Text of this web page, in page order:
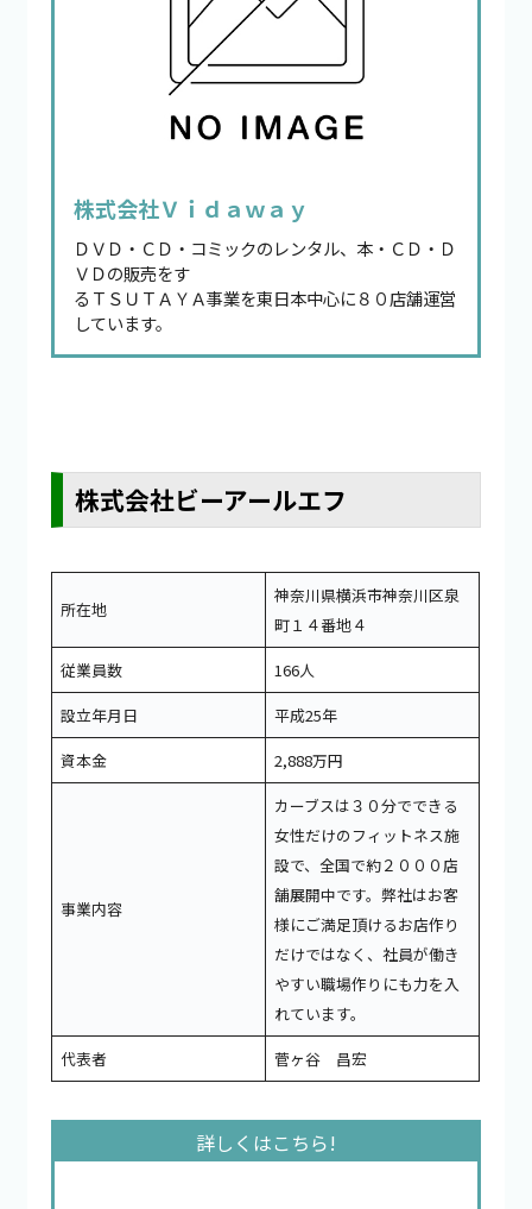
株式会社Ｖｉｄａｗａｙ
ＤＶＤ・ＣＤ・コミックのレンタル、本・ＣＤ・Ｄ
ＶＤの販売をす
るＴＳＵＴＡＹＡ事業を東日本中心に８０店舗運営
しています。
株式会社ビーアールエフ
所在地
神奈川県横浜市神奈川区泉
町１４番地４
従業員数
166人
設立年月日
平成25年
資本金
2,888万円
事業内容
カーブスは３０分でできる
女性だけのフィットネス施
設で、全国で約２０００店
舗展開中です。弊社はお客
様にご満足頂けるお店作り
だけではなく、社員が働き
やすい職場作りにも力を入
れています。
代表者
菅ヶ谷 昌宏